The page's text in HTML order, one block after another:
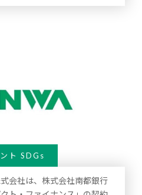
ト SDGs
会社は、株式会社南都銀行